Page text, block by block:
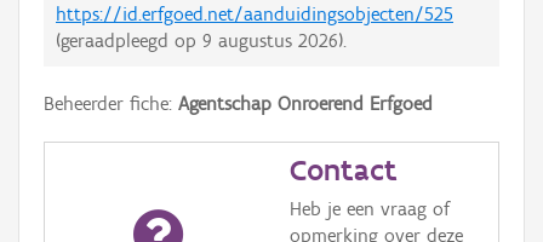
https://id.erfgoed.net/aanduidingsobjecten/525
(geraadpleegd op 9 augustus 2026).
Beheerder fiche: Agentschap Onroerend Erfgoed
Contact
Heb je een vraag of
opmerking over deze